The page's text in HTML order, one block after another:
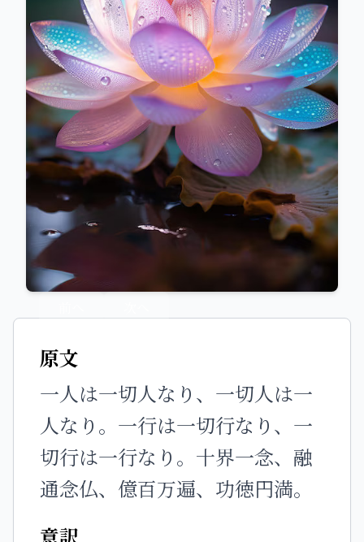
原文
一人は一切人なり、一切人は一
人なり。一行は一切行なり、一
切行は一行なり。十界一念、融
通念仏、億百万遍、功徳円満。
意訳